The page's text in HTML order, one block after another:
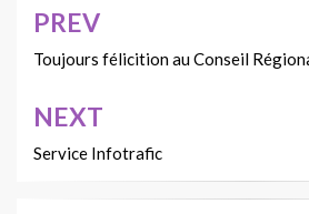
Navigation
de
l’article
PREV
Toujours félicition au Conseil
NEXT
Service Infotrafic